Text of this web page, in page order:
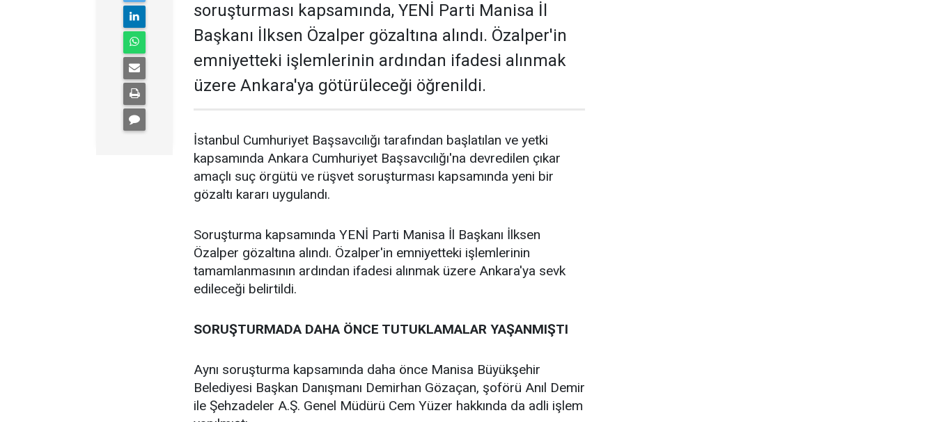
soruşturması kapsamında, YENİ Parti Manisa İl
Başkanı İlksen Özalper gözaltına alındı. Özalper'in
emniyetteki işlemlerinin ardından ifadesi alınmak
üzere Ankara'ya götürüleceği öğrenildi.
İstanbul Cumhuriyet Başsavcılığı tarafından başlatılan ve yetki
kapsamında Ankara Cumhuriyet Başsavcılığı'na devredilen çıkar
amaçlı suç örgütü ve rüşvet soruşturması kapsamında yeni bir
gözaltı kararı uygulandı.
Soruşturma kapsamında YENİ Parti Manisa İl Başkanı İlksen
Özalper gözaltına alındı. Özalper'in emniyetteki işlemlerinin
tamamlanmasının ardından ifadesi alınmak üzere Ankara'ya sevk
edileceği belirtildi.
SORUŞTURMADA DAHA ÖNCE TUTUKLAMALAR YAŞANMIŞTI
Aynı soruşturma kapsamında daha önce Manisa Büyükşehir
Belediyesi Başkan Danışmanı Demirhan Gözaçan, şoförü Anıl Demir
ile Şehzadeler A.Ş. Genel Müdürü Cem Yüzer hakkında da adli işlem